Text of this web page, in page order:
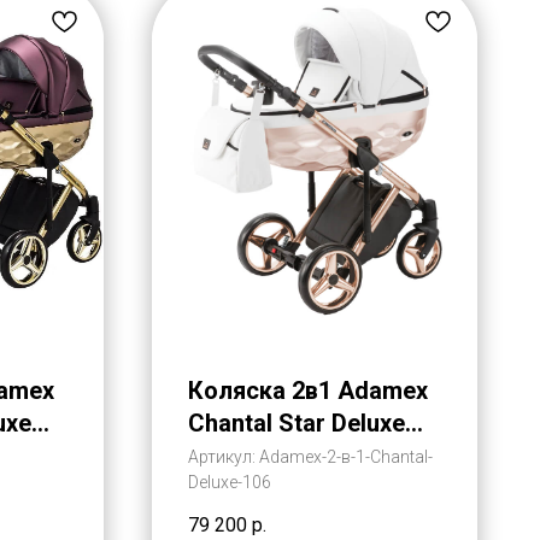
Коляска 2в1 Adamex
Chantal Star Deluxe
Эко-Кожа (Адамекс
Шантал Стар
Делюкс)
Артикул: Adamex-2-в-1-Chantal-
Deluxe-106
79 200 р.